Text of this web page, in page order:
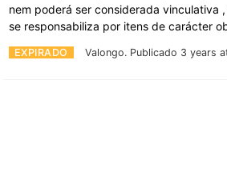
EXPIRADO Valongo. Publicado 3 years
nem poderá ser considerada vinculativa
se responsabiliza por itens de carácter